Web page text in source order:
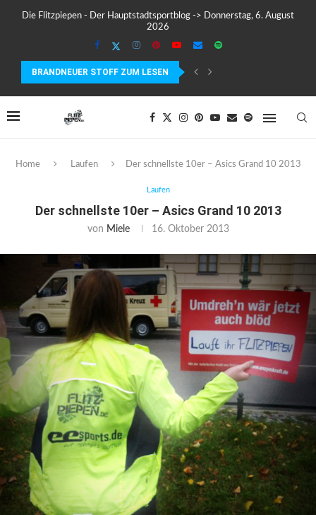
Die Flitzpiepen - Der Hauptstadtsportblog -> Donnerstag, 6. August
2026
BRANDNEUER STOFF ZUM LESEN
TESTBERICHT SILVA SMINI STIRNLAMPE – KLEIN, LEICHT UND...
Home Laufen Der schnellste 10er – Asics Grand 10 2013
Laufen
Der schnellste 10er – Asics Grand 10 2013
von Miele 16. Oktober 2013